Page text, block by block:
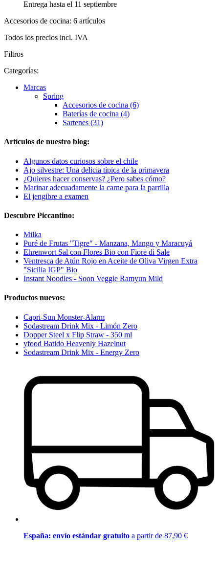
Entrega hasta el 11 septiembre
Accesorios de cocina: 6 artículos
Todos los precios incl. IVA
Filtros
Categorías:
Marcas
Spring
Accesorios de cocina (6)
Baterías de cocina (4)
Sartenes (31)
Artículos de nuestro blog:
Algunos datos curiosos sobre el chile
Ajo silvestre: Una delicia típica de la primavera
¿Quieres hacer conservas? ¿Pero sabes cómo?
Marinar adecuadamente la carne para la parrilla
El jengibre a examen
Descubre Piccantino:
Milka
Puré de Frutas "Tigre" - Manzana, Mango y Maracuyá
Ehrenwort Sal con Flores Bio con Fiore di Sale
Ventresca de Atún Rojo en Aceite de Oliva Virgen Extra
"Sicilia IGP" Bio
Instant Noodles - Soon Veggie Ramyun Mild
Productos nuevos:
Capri-Sun Monster-Alarm
Sodastream Drink Mix - Limón Zero
Dopper Steel x Flip Straw - 350 ml
yfood Batido Heavenly Hazelnut
Sodastream Drink Mix - Energy Zero
España: envío estándar gratuito a partir de 87,90 €